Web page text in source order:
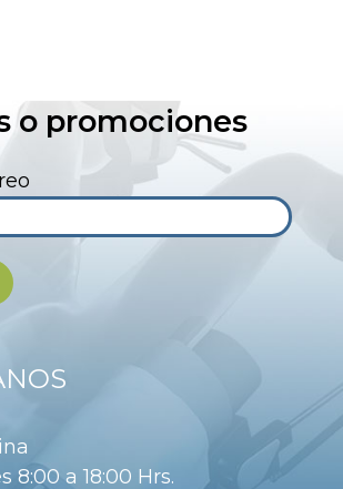
o promociones
8:00 a 18:00 Hrs.